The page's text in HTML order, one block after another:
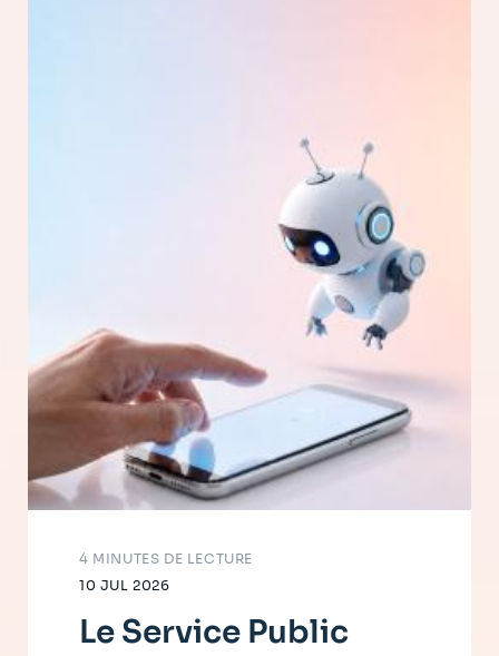
10 JUL 2026
4 MINUTES DE LECTURE
Le Service Public